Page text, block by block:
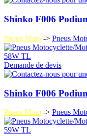
Shinko F006
Pneus Moto -> Pneus
Demande de devis
Shinko F006
Pneus Moto -> Pneus